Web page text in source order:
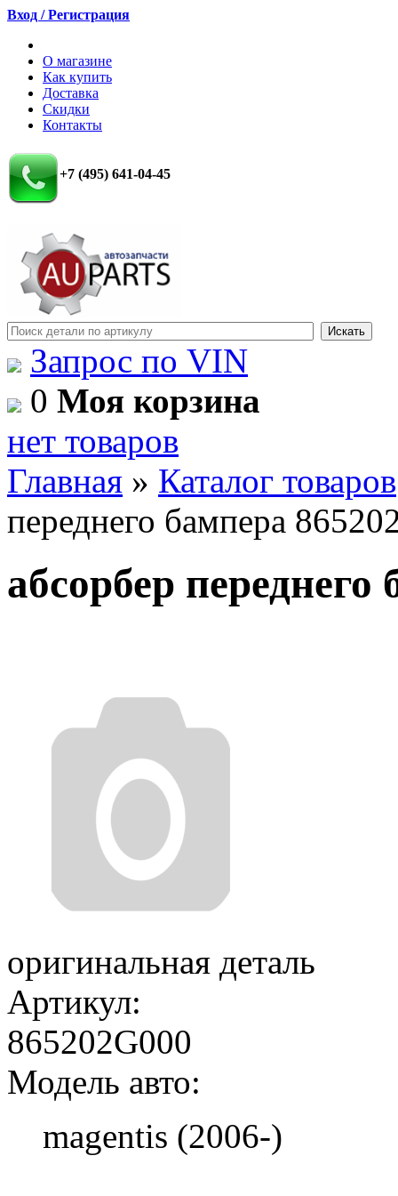
Вход / Регистрация
О магазине
Как купить
Доставка
Скидки
Контакты
+7 (495) 641-04-45
Запрос по VIN
0 Моя корзина
нет товаров
Главная » Каталог товаров
переднего бампера
абсорбер
оригинальная деталь
Артикул:
865202G000
Модель авто:
magentis (2006-)